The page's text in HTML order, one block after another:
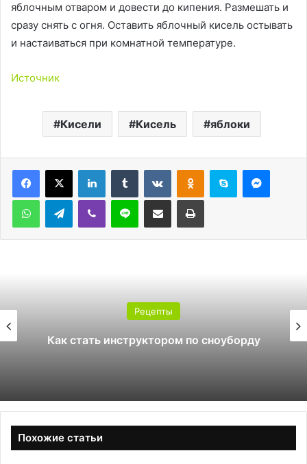
яблочным отваром и довести до кипения. Размешать и
сразу снять с огня. Оставить яблочный кисель остывать
и настаиваться при комнатной температуре.
Источник
Кисели Кисель яблоки
LinkedInTumblr ВконтактеОдноклассники
Skype
WhatsAppTelegramViber Line Поделиться через электронную почту Печатать
Рецепты
Как стать инструктором по сноуборду
Похожие статьи